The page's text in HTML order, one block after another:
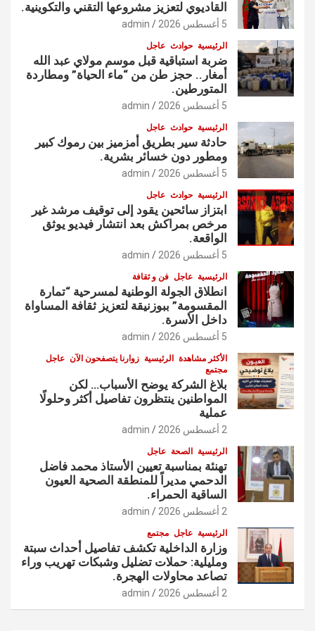
القاديوي لتعزيز مشروعها التقني والتكوينية.
5 أغسطس 2026 admin
الرئيسية حوادث عاجل
ضربة استباقية قبل موسم مولاي عبد الله
أمغار.. حجز طن من “ماء الحياة” ومطاردة
المتورطين.
5 أغسطس 2026 admin
الرئيسية حوادث عاجل
حادثة سير بطريق أمزميز بين رموك كبير
ومطور دون خسائر بشرية.
5 أغسطس 2026 admin
الرئيسية حوادث عاجل
ابتزاز سائحين يقود إلى توقيف مرشد غير
مرخص بمراكش بعد انتشار فيديو يوثق
الواقعة.
5 أغسطس 2026 admin
الرئيسية عاجل فن و ثقافة
انطلاق الجولة الوطنية لمسرحية “تمارة
المقسومة” ببوزنيقة لتعزيز ثقافة المساواة
داخل الأسرة.
5 أغسطس 2026 admin
الأكثر مشاهدة الرئيسية زوارنا يتصفحون الآن عاجل
مجتمع
بلاغ الشركة يوضح الأسباب… لكن
المواطنين ينتظرون تفاصيل أكثر وحلولًا
عملية
2 أغسطس 2026 admin
الرئيسية الصحة عاجل
تهنئة بمناسبة تعيين الأستاذ محمد فاضل
الدحمي مديراً للمنطقة الصحية العيون
الساقية الحمراء.
2 أغسطس 2026 admin
الرئيسية عاجل مجتمع
وزارة الداخلية تكشف تفاصيل أحداث سبتة
ومليلية: حملات تضليل وشبكات تهريب وراء
تصاعد محاولات الهجرة.
2 أغسطس 2026 admin